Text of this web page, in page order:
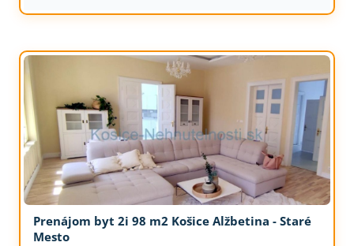
Prenájom byt 2i 98 m2 Košice Alžbetina - Staré
Mesto